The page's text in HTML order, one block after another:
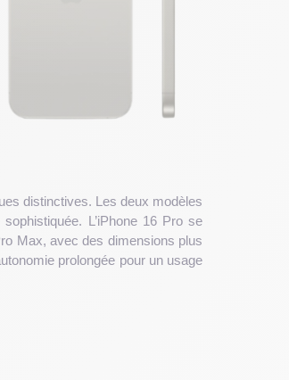
distinctives. Les deux modèles
L’iPhone 16 Pro se
Max, avec des dimensions plus
prolongée pour un usage